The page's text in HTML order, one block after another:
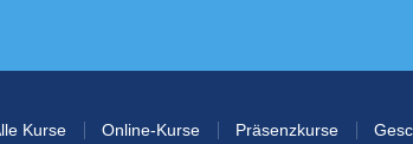
Kurse Online-Kurse Präsenzkurse